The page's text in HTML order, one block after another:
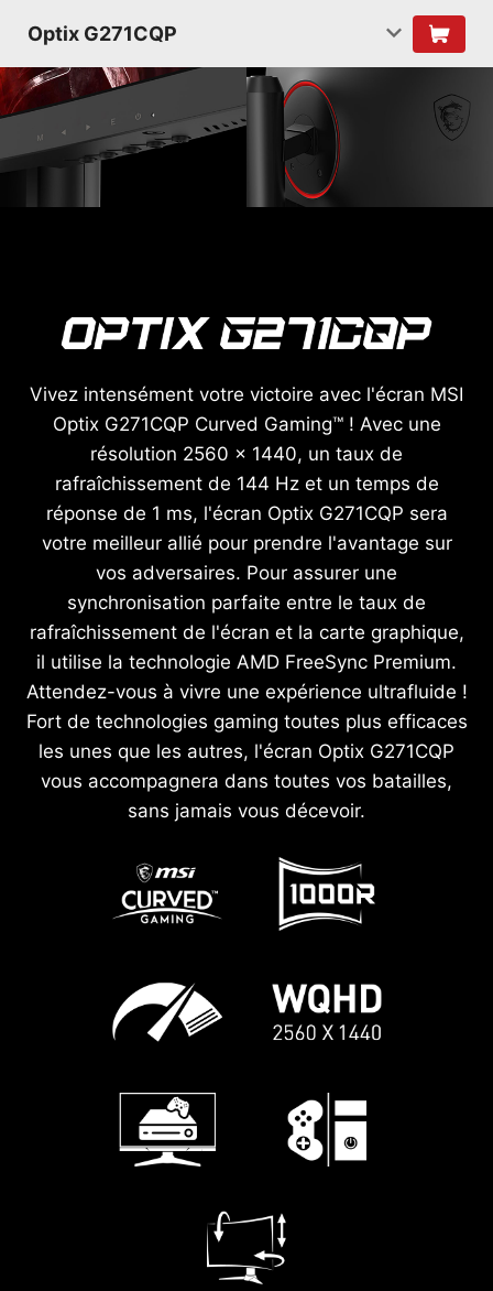
Optix G271CQP
Vivez intensément votre victoire avec l'écran MSI
Optix G271CQP Curved Gaming™ ! Avec une
résolution 2560 x 1440, un taux de
rafraîchissement de 144 Hz et un temps de
réponse de 1 ms, l'écran Optix G271CQP sera
votre meilleur allié pour prendre l'avantage sur
vos adversaires. Pour assurer une
synchronisation parfaite entre le taux de
rafraîchissement de l'écran et la carte graphique,
il utilise la technologie AMD FreeSync Premium.
Attendez-vous à vivre une expérience ultrafluide !
Fort de technologies gaming toutes plus efficaces
les unes que les autres, l'écran Optix G271CQP
vous accompagnera dans toutes vos batailles,
sans jamais vous décevoir.